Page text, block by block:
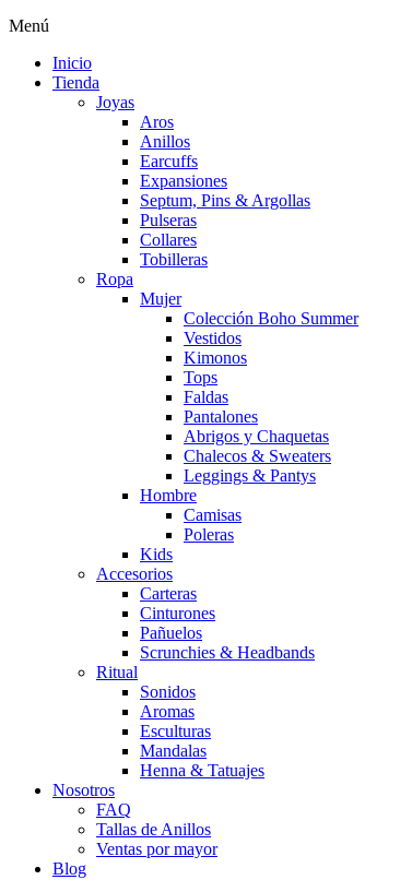
Menú
Inicio
Tienda
Joyas
Aros
Anillos
Earcuffs
Expansiones
Septum, Pins & Argollas
Pulseras
Collares
Tobilleras
Ropa
Mujer
Colección Boho Summer
Vestidos
Kimonos
Tops
Faldas
Pantalones
Abrigos y Chaquetas
Chalecos & Sweaters
Leggings & Pantys
Hombre
Camisas
Poleras
Kids
Accesorios
Carteras
Cinturones
Pañuelos
Scrunchies & Headbands
Ritual
Sonidos
Aromas
Esculturas
Mandalas
Henna & Tatuajes
Nosotros
FAQ
Tallas de Anillos
Ventas por mayor
Blog